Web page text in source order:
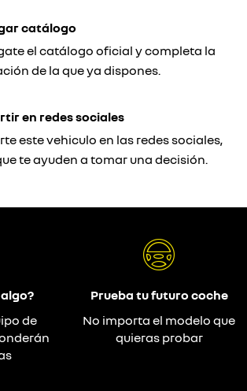
catálogo
el catálogo oficial y completa la
de la que ya dispones.
en redes sociales
este vehiculo en las redes sociales,
te ayuden a tomar una decisión.
de
Prueba tu futuro coche
No importa el modelo que
quieras probar